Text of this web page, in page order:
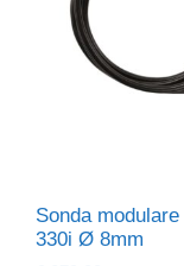
Sonda
330i Ø 8mm